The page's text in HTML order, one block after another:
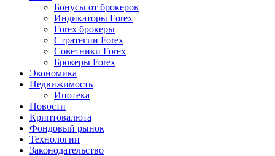
Бонусы от брокеров
Индикаторы Forex
Forex брокеры
Стратегии Forex
Советники Forex
Брокеры Forex
Экономика
Недвижимость
Ипотека
Новости
Криптовалюта
Фондовый рынок
Технологии
Законодательство